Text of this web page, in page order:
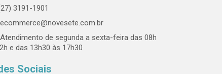
3191-1901
ecommerce@novesete.com.br
Atendimento de segunda a sexta-feira das 08h
e das 13h30 às 17h30
Sociais